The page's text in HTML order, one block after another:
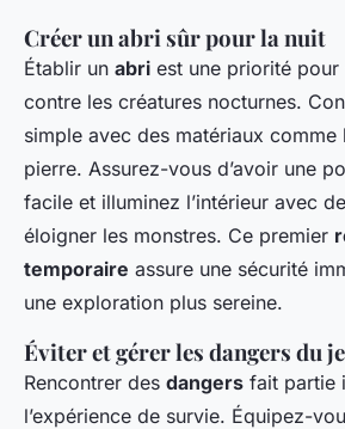
Créer un abri sûr pour la nuit
Établir un abri est une priorité
contre les créatures nocturnes.
simple avec des matériaux comme
pierre. Assurez-vous d’avoir une
facile et illuminez l’intérieur avec
éloigner les monstres. Ce premier
temporaire assure une sécurité
une exploration plus sereine.
Éviter et gérer les dangers du
Rencontrer des dangers fait partie
l’expérience de survie. Équipez-